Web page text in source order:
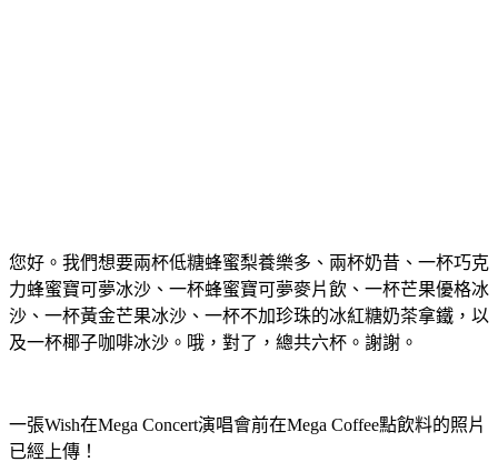
您好。我們想要兩杯低糖蜂蜜梨養樂多、兩杯奶昔、一杯巧克
力蜂蜜寶可夢冰沙、一杯蜂蜜寶可夢麥片飲、一杯芒果優格冰
沙、一杯黃金芒果冰沙、一杯不加珍珠的冰紅糖奶茶拿鐵，以
及一杯椰子咖啡冰沙。哦，對了，總共六杯。謝謝。
一張Wish在Mega Concert演唱會前在Mega Coffee點飲料的照片
已經上傳！